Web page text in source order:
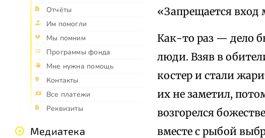
Отчёты
Им помогли
Мы помним
Программы фонда
Мне нужна помощь
Контакты
Все платежи
Реквизиты
Медиатека
«Запрещается
Как-то раз — дело
люди. Взяв в
костер и стали
их не заметил,
возгорелся
вместе с рыбой